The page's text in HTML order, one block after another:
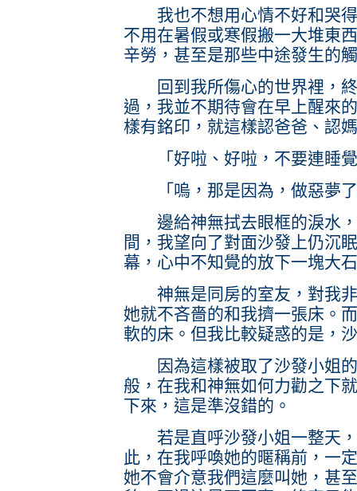
我也不想用心情不好和哭得
不用在暑假或寒假搬一大堆東
辛勞，甚至是那些中途發生的
回到我所傷心的世界裡，終
過，我並不期待會在早上醒來
樣有銘印，就這樣認爸爸、認
「好啦、好啦，不要連睡覺
「嗚，那是因為，做惡夢
邊給神無拭去眼框的淚水，
間，我望向了對面沙發上仍沉
幕，心中不知覺的放下一塊大
神無是同房的室友，對我非
她就不吝嗇的和我擠一張床。
軟的床。但我比較疑惑的是，
因為這樣被取了沙發小姐的
般，在我和神無如何力勸之下
下來，這是準沒錯的。
若是直呼沙發小姐一整天，
此，在我呼喚她的暱稱前，一
她不會介意我們這麼叫她，甚